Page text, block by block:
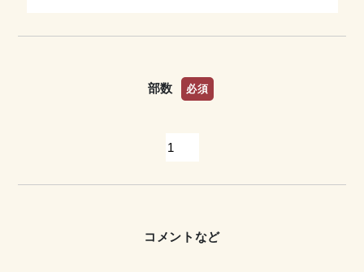
部数 必須
コメントなど